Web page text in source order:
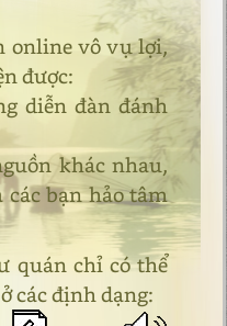
online vô vụ lợi,
được:
diễn đàn đánh
khác nhau,
các bạn hảo tâm
quán chỉ có thể
các định dạng: